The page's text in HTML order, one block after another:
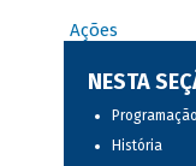
Ações
NESTA
Programação
História